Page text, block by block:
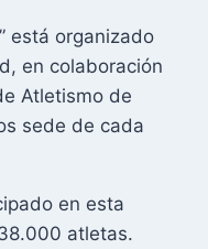
está organizado
en colaboración
Atletismo de
sede de cada
en esta
atletas.